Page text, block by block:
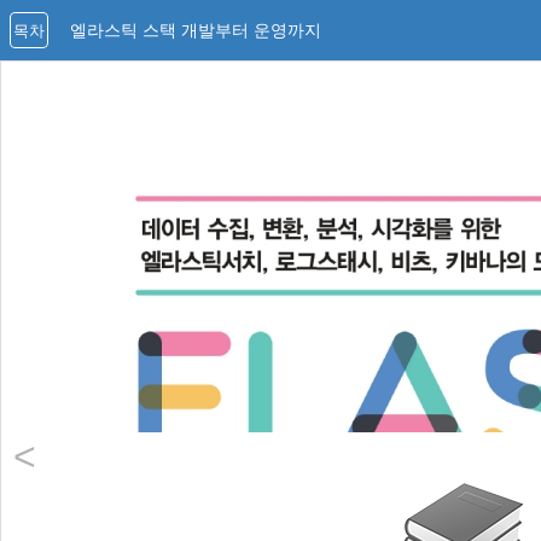
엘라스틱 스택 개발부터 운영까지
목차
<